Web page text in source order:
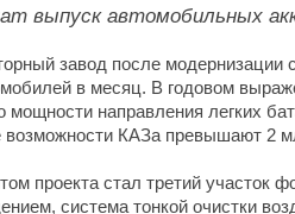
выпуск автомобильных
завод после
в месяц. В годовом
мощности направления легких
возможности КАЗа превышают 2
проекта стал третий участок
система тонкой очистки